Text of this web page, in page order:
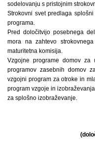
sodelovanju s pristojnim
Strokovni svet predlaga
programa.
Pred določitvijo posebnega
mora na zahtevo
maturitetna komisija.
Vzgojne programe domov za
programov zasebnih domov
vzgojni program za otroke in
program vzgoje in
za splošno izobraževanje.